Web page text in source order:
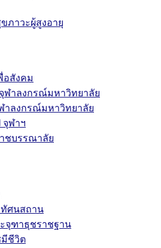
ภาวะผู้สูงอายุ
อสังคม
ฬาลงกรณ์มหาวิทยาลัย
าลงกรณ์มหาวิทยาลัย
จุฬาฯ
ชบรรณาลัย
ศนสถาน
ฑาธุชราชฐาน
ชีวิต